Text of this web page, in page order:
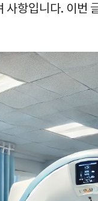
항입니다. 이번